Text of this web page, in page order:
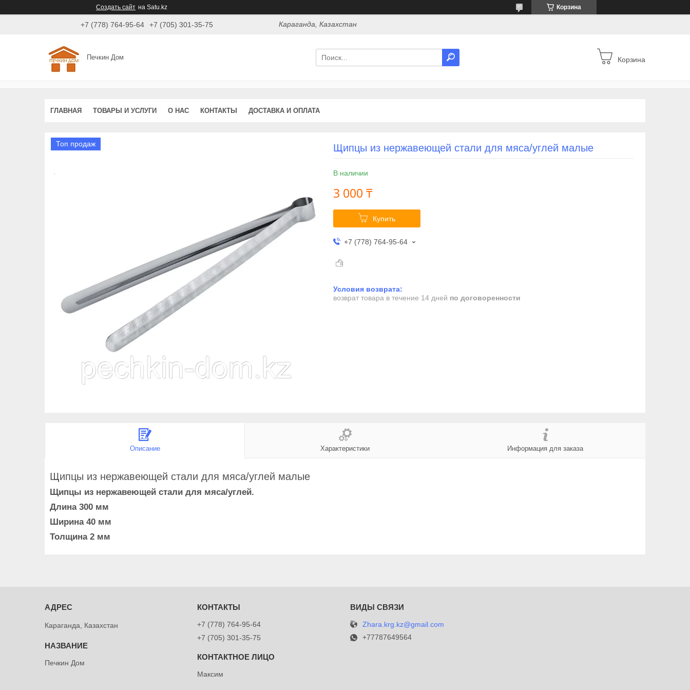
Создать сайт на Satu.kz Корзина
+7 (778) 764-95-64 +7 (705) 301-35-75 Караганда, Казахстан
Печкин Дом Корзина
ГЛАВНАЯ ТОВАРЫ И УСЛУГИ О НАС КОНТАКТЫ ДОСТАВКА И ОПЛАТА
Топ продаж Щипцы из нержавеющей стали для мяса/углей малые
В наличии
3 000 ₸
Купить
+7 (778) 764-95-64
возврат товара в течение 14 дней по договоренности
Описание Характеристики Информация для заказа
Щипцы из нержавеющей стали для мяса/углей малые
Щипцы из нержавеющей стали для мяса/углей.
Длина 300 мм
Ширина 40 мм
Толщина 2 мм
Караганда, Казахстан
Печкин Дом
+7 (778) 764-95-64
+7 (705) 301-35-75
Максим
Zhara.krg.kz@gmail.com
+77787649564